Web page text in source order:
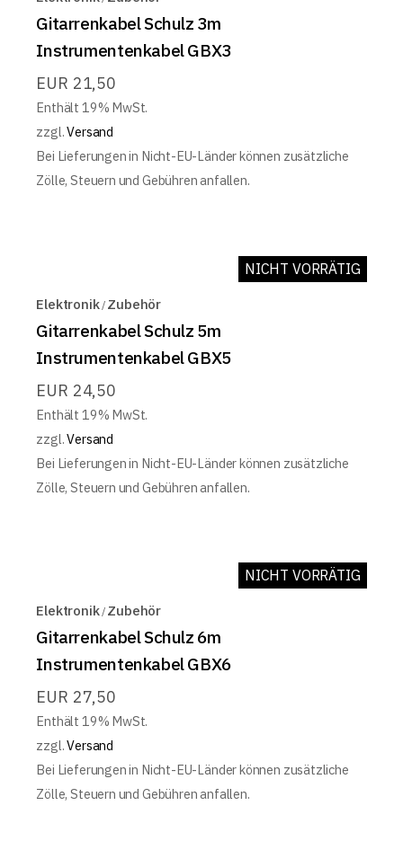
Gitarrenkabel Schulz 3m
Instrumentenkabel GBX3
EUR 21,50
Enthält 19% MwSt.
zzgl.Versand
Bei Lieferungen in Nicht-EU-Länder können zusätzliche
Zölle, Steuern und Gebühren anfallen.
NICHT VORRÄTIG
Elektronik Zubehör
Gitarrenkabel Schulz 5m
Instrumentenkabel GBX5
EUR 24,50
Enthält 19% MwSt.
zzgl.Versand
Bei Lieferungen in Nicht-EU-Länder können zusätzliche
Zölle, Steuern und Gebühren anfallen.
NICHT VORRÄTIG
Elektronik Zubehör
Gitarrenkabel Schulz 6m
Instrumentenkabel GBX6
EUR 27,50
Enthält 19% MwSt.
zzgl.Versand
Bei Lieferungen in Nicht-EU-Länder können zusätzliche
Zölle, Steuern und Gebühren anfallen.